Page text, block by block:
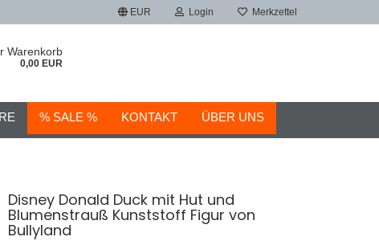
EUR Login Merkzettel
Warenkorb
0,00 EUR
% SALE % KONTAKT ÜBER UNS
Disney Donald Duck mit Hut und
Blumenstrauß Kunststoff Figur von
Bullyland